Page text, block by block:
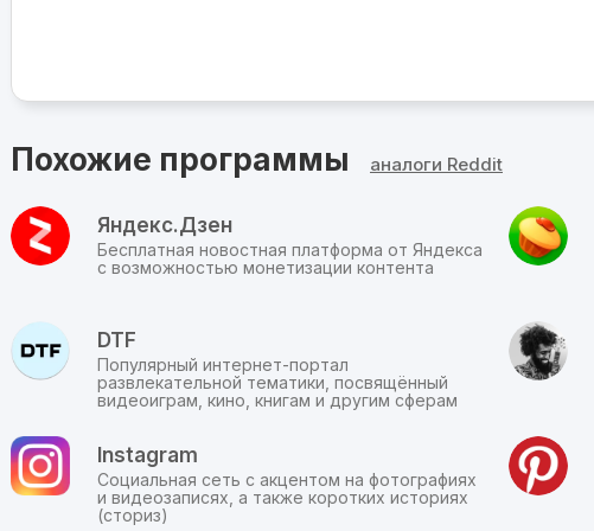
Похожие программы аналоги Reddit
Яндекс.Дзен
Бесплатная новостная платформа от Яндекса
с возможностью монетизации контента
DTF
Популярный интернет-портал
развлекательной тематики, посвящённый
видеоиграм, кино, книгам и другим сферам
Instagram
Социальная сеть с акцентом на фотографиях
и видеозаписях, а также коротких историях
(сториз)